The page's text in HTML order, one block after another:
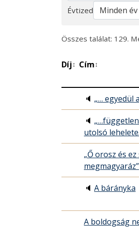
Keresés
Évtized
Összes találat: 129.
Díj↕ Cím↕
🔈 „… egyedül
🔈
utolsó
„Ő orosz és
megmagyaráz”
🔈 A bárányka
A boldogság